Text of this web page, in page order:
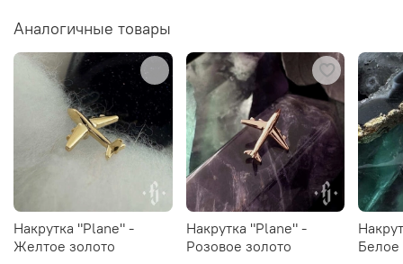
Аналогичные товары
Накрутка "Plane" -
Желтое золото
Накрутка "Plane" -
Розовое золото
Белое